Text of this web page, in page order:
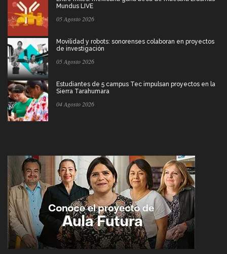
Mundus LIVE
05 Agosto 2026
Movilidad y robots: sonorenses colaboran en proyectos
de investigación
05 Agosto 2026
Estudiantes de 5 campus Tec impulsan proyectos en la
Sierra Tarahumara
04 Agosto 2026